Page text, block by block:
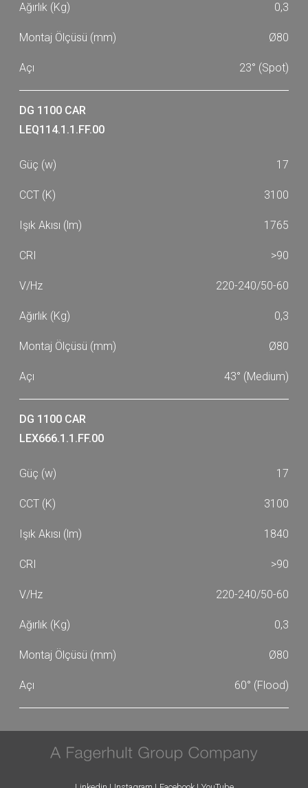
0,3
Ø80
23° (Spot)
DG 1100 CAR
LEQ114.1.1.FF.00
17
3100
1765
>90
220-240/50-60
0,3
Ø80
43° (Medium)
DG 1100 CAR
LEX666.1.1.FF.00
17
3100
1840
>90
220-240/50-60
0,3
Ø80
60° (Flood)